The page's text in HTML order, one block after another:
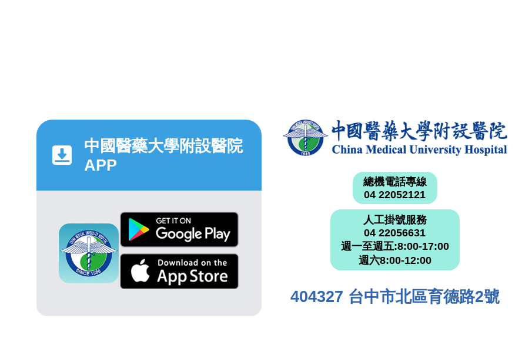
中國醫藥大學附設醫院
APP
總機電話專線
04 22052121
人工掛號服務
04 22056631
週一至週五:8:00-17:00
週六8:00-12:00
404327 台中市北區育德路2號